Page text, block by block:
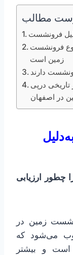
مطالب
فرونشست
فرونشست
زمین است
دارند
تاریخی درپی
در اصفهان
چطور ارزیابی
زمین در
می‌شود که
و بیشتر